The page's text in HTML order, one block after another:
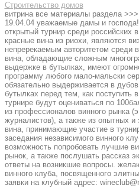
Строительство домов
витрина все материалы раздела
19.04.04 уважаемые дамы и
открытый турнир среди российских
красные вина из риохи, являются
непререкаемым авторитетом среди
вина, обладающие сложным
выдержке в бутылках, имеют
программу любого мало-мальски
обязательно выдерживается в
бутылках перед тем, как поступить
турнире будут оцениваться по
из профессионалов винного рынка
журналистов), а также из опытных
вина, принимающие участие в
заседания независимого винного
возможность попробовать лучшие
рынок, а также послушать рассказ
ответы на возникшие вопросы.
винного клуба, посвященного
заявки на клубный адрес: